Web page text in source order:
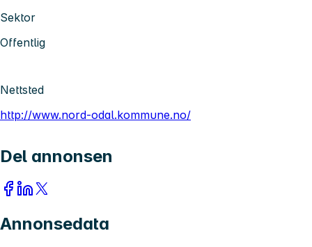
Sektor
Offentlig
Nettsted
http://www.nord-odal.kommune.no/
Del annonsen
Annonsedata